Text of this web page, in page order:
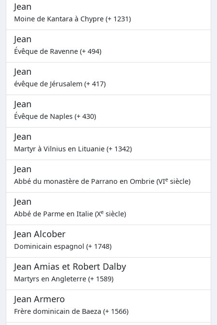
Jean
Moine de Kantara à Chypre (+ 1231)
Jean
Évêque de Ravenne (+ 494)
Jean
évêque de Jérusalem (+ 417)
Jean
Évêque de Naples (+ 430)
Jean
Martyr à Vilnius en Lituanie (+ 1342)
Jean
Abbé du monastère de Parrano en Ombrie (VIe siècle)
Jean
Abbé de Parme en Italie (Xe siècle)
Jean Alcober
Dominicain espagnol (+ 1748)
Jean Amias et Robert Dalby
Martyrs en Angleterre (+ 1589)
Jean Armero
Frère dominicain de Baeza (+ 1566)